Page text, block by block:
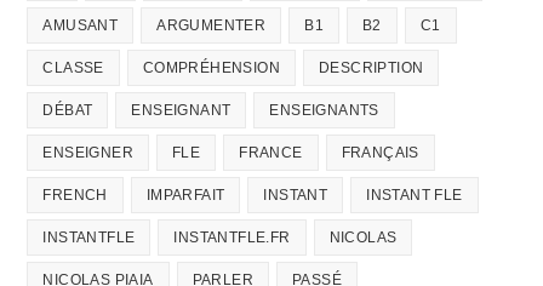
AMUSANT ARGUMENTER B1 B2 C1
CLASSE COMPRÉHENSION DESCRIPTION
DÉBAT ENSEIGNANT ENSEIGNANTS
ENSEIGNER FLE FRANCE FRANÇAIS
FRENCH IMPARFAIT INSTANT INSTANT FLE
INSTANTFLE INSTANTFLE.FR NICOLAS
NICOLAS PIAIA PARLER PASSÉ